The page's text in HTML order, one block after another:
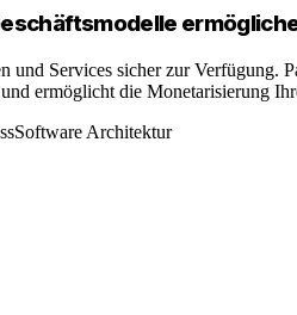
Services sicher zur
ermöglicht die Monetarisierung
Software Architektur